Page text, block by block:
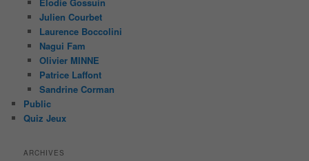
Julien Courbet
Laurence Boccolini
Nagui Fam
Olivier MINNE
Patrice Laffont
Sandrine Corman
Public
Quiz Jeux
ARCHIVES